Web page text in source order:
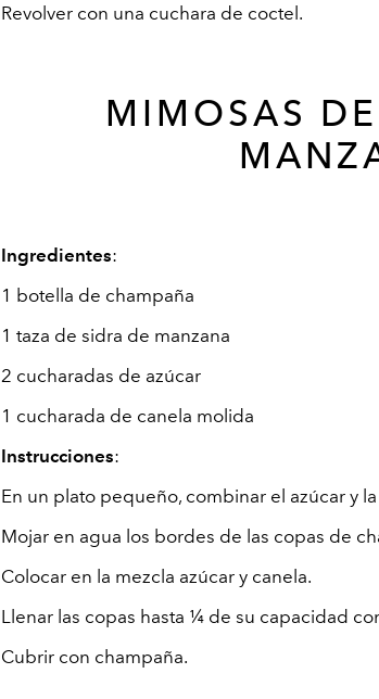
Revolver con una cuchara de coctel.
MIMOSAS
Ingredientes:
1 botella de champaña
1 taza de sidra de manzana
2 cucharadas de azúcar
1 cucharada de canela molida
Instrucciones:
En un plato pequeño, combinar el azúcar y
Mojar en agua los bordes de las copas de
Colocar en la mezcla azúcar y canela.
Llenar las copas hasta ¼ de su capacidad
Cubrir con champaña.